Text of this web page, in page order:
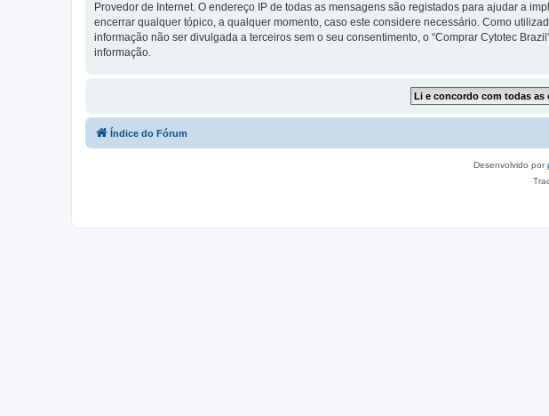
Provedor de Internet. O endereço IP de todas as mensagens são registados para ajudar a
encerrar qualquer tópico, a qualquer momento, caso este considere necessário. Como
informação não ser divulgada a terceiros sem o seu consentimento, o “Comprar Cytotec
informação.
Índice do Fórum
Desenvolvido por